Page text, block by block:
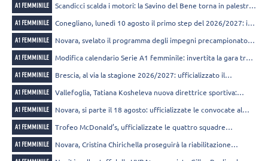
13
Numia Vero Volley Milano - Reale Mutua Fenera
3 -
14
Numia Vero Volley Milano - Wash4green
Pinerolo
3 -
15 Smi Roma Volley - Numia Vero Volley Milano
0 -
3
16
Igor Gorgonzola Novara - Numia Vero Volley
Milano
A1 FEMMINILE
Scandicci scalda i motori: la Savino del Bene torna in palestra
A1 FEMMINILE
Conegliano, lunedì 10 agosto il primo step del 2026/2027: il
programma pre-stagionale
A1 FEMMINILE
Novara, svelato il programma degli impegni precampionato in
vista della stagione 2026/2027
A1 FEMMINILE
Modifica calendario Serie A1 femminile: invertita la gara tra
A1 FEMMINILE
Brescia, al via la stagione 2026/2027: ufficializzato il
calendario di “preseason”
A1 FEMMINILE
Vallefoglia, Tatiana Kosheleva nuova direttrice sportiva:
“Metterò la mia esperienza a servizio della società”
A1 FEMMINILE
Novara, si parte il 18 agosto: ufficializzate le convocate al
raduno al Pala Igor
A1 FEMMINILE
Trofeo McDonald’s, ufficializzate le quattro squadre
partecipanti di Serie A1 femminile
A1 FEMMINILE
Novara, Cristina Chirichella proseguirà la riabilitazione
aggregata al gruppo azzurro